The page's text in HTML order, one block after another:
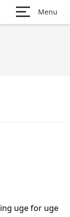
Menu
uge for uge